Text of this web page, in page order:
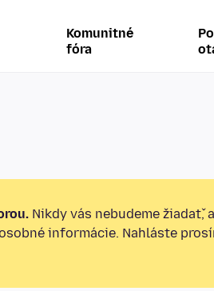
Komunitné
fóra
Nikdy vás nebudeme žiadať,
informácie. Nahláste